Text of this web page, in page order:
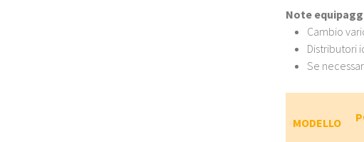
Note
Cambio
Distributori
Se
MODELLO